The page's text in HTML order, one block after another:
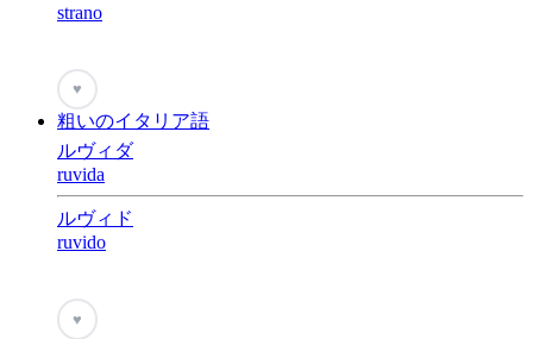
strano
♥
粗いのイタリア語
ルヴィダ
ruvida
ルヴィド
ruvido
♥